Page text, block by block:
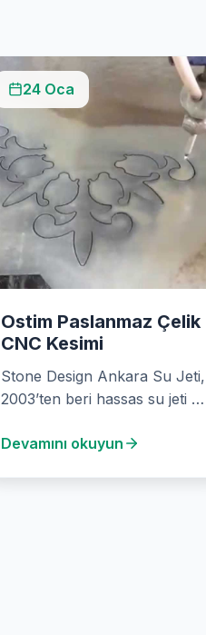
24 Oca
Ostim Paslanmaz Çelik
CNC Kesimi
Stone Design Ankara Su Jeti,
2003’ten beri hassas su jeti ve
Devamını okuyun